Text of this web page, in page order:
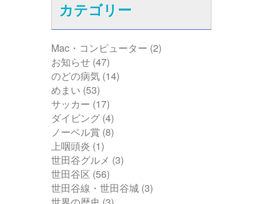
カテゴリー
Mac・コンピューター (2)
お知らせ (47)
のどの病気 (14)
めまい (53)
サッカー (17)
ダイビング (4)
ノーベル賞 (8)
上咽頭炎 (1)
世田谷グルメ (3)
世田谷区 (56)
世田谷線・世田谷城 (3)